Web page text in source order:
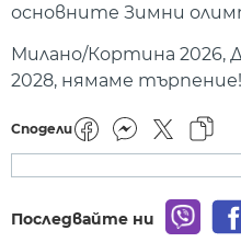
основните Зимни
Милано/Кортина 2026,
2028, нямаме търпение!
Сподели
Последвайте ни